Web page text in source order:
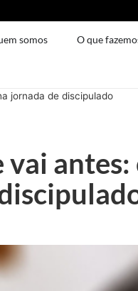
somos O que
jornada de discipulado
vai